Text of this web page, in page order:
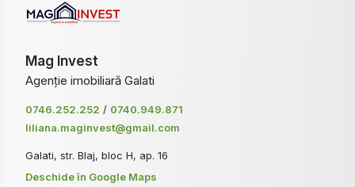
Mag Invest
Agenție imobiliară Galati
0746.252.252 / 0740.949.871
liliana.maginvest@gmail.com
Galati, str. Blaj, bloc H, ap. 16
Deschide în Google Maps